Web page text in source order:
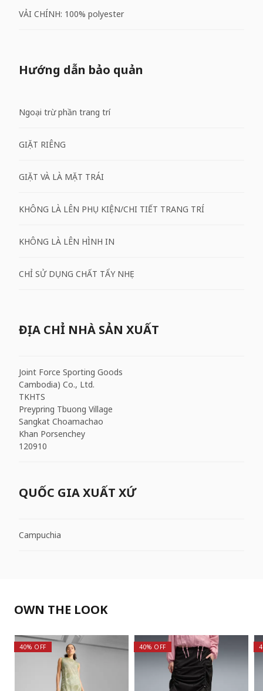
VẢI CHÍNH: 100% polyester
Hướng dẫn bảo quản
Ngoại trừ phần trang trí
GIẶT RIÊNG
GIẶT VÀ LÀ MẶT TRÁI
KHÔNG LÀ LÊN PHỤ KIỆN/CHI TIẾT TRANG TRÍ
KHÔNG LÀ LÊN HÌNH IN
CHỈ SỬ DỤNG CHẤT TẨY NHẸ
ĐỊA CHỈ NHÀ SẢN XUẤT
Joint Force Sporting Goods
Cambodia) Co., Ltd.
TKHTS
Preypring Tbuong Village
Sangkat Choamachao
Khan Porsenchey
120910
QUỐC GIA XUẤT XỨ
Campuchia
OWN THE LOOK
40% OFF 40% OFF